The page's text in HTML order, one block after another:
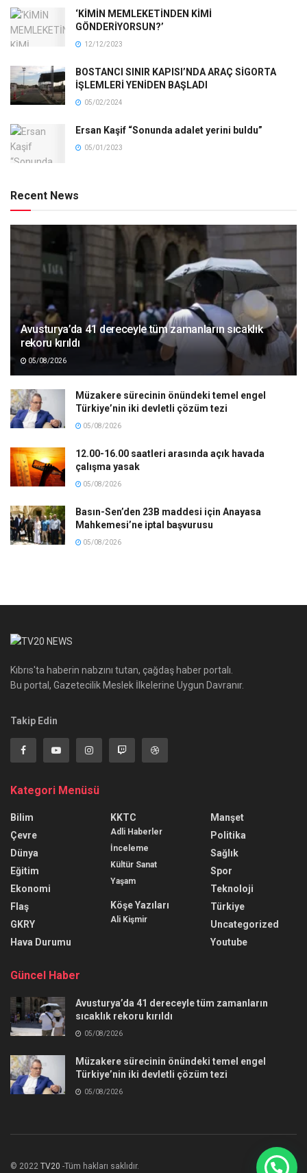
‘KİMİN MEMLEKETİNDEN KİMİ
GÖNDERİYORSUN?’
12/12/2023
BOSTANCI SINIR KAPISI’NDA ARAÇ SİGORTA
İŞLEMLERİ YENİDEN BAŞLADI
05/02/2024
Ersan Kaşif “Sonunda adalet yerini buldu”
05/01/2023
Recent News
Avusturya’da 41 dereceyle tüm zamanların sıcaklık
rekoru kırıldı
05/08/2026
Müzakere sürecinin önündeki temel engel
Türkiye’nin iki devletli çözüm tezi
05/08/2026
12.00-16.00 saatleri arasında açık havada
çalışma yasak
05/08/2026
Basın-Sen’den 23B maddesi için Anayasa
Mahkemesi’ne iptal başvurusu
05/08/2026
Kıbrıs'ta haberin nabzını tutan, çağdaş haber portalı.
Bu portal, Gazetecilik Meslek İlkelerine Uygun Davranır.
Takip Edin
Kategori Menüsü
Bilim
Çevre
Dünya
Eğitim
Ekonomi
Flaş
GKRY
Hava Durumu
KKTC
Adli Haberler
İnceleme
Kültür Sanat
Yaşam
Köşe Yazıları
Ali Kişmir
Manşet
Politika
Sağlık
Spor
Teknoloji
Türkiye
Uncategorized
Youtube
Güncel Haber
Avusturya’da 41 dereceyle tüm zamanların
sıcaklık rekoru kırıldı
05/08/2026
Müzakere sürecinin önündeki temel engel
Türkiye’nin iki devletli çözüm tezi
05/08/2026
© 2022 TV20 -Tüm hakları saklıdır.